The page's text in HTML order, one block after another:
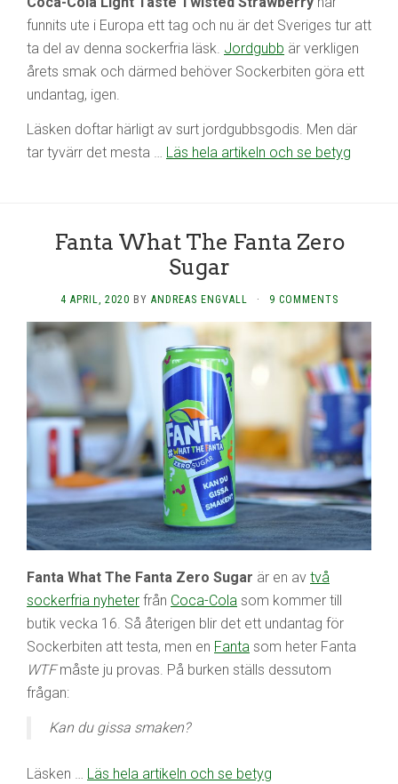
funnits ute i Europa ett tag och nu är det Sveriges tur att
ta del av denna sockerfria läsk. Jordgubb är verkligen
årets smak och därmed behöver Sockerbiten göra ett
undantag, igen.
Läsken doftar härligt av surt jordgubbsgodis. Men där
tar tyvärr det mesta … Läs hela artikeln och se betyg
Fanta What The Fanta Zero
Sugar
4 APRIL, 2020 BY ANDREAS ENGVALL · 9 COMMENTS
Fanta What The Fanta Zero Sugar är en av två
sockerfria nyheter från Coca-Cola som kommer till
butik vecka 16. Så återigen blir det ett undantag för
Sockerbiten att testa, men en Fanta som heter Fanta
WTFmåste ju provas. På burken ställs dessutom
frågan:
Kan du gissa smaken?
Läsken … Läs hela artikeln och se betyg